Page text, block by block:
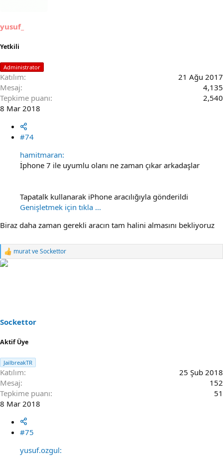
yusuf_
Yetkili
Administrator
Katılım
21 Ağu 2017
Mesaj
4,135
Tepkime puanı
2,540
8 Mar 2018
#74
hamitmaran:
İphone 7 ile uyumlu olanı ne zaman çıkar arkadaşlar
Tapatalk kullanarak iPhone aracılığıyla gönderildi
Genişletmek için tıkla ...
Biraz daha zaman gerekli aracın tam halini almasını bekliyoruz
R
e
s
:
muratveSockettor
Sockettor
Aktif Üye
JailbreakTR
Katılım
25 Şub 2018
Mesaj
152
Tepkime puanı
51
8 Mar 2018
#75
yusuf.ozgul: